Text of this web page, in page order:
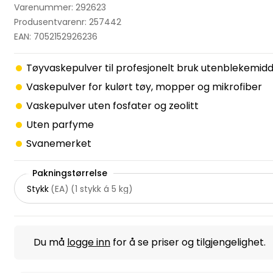
Varenummer: 292623
Produsentvarenr: 257442
EAN: 7052152926236
Tøyvaskepulver til profesjonelt bruk
Vaskepulver for kulørt tøy, mopper og mikrofiber
Vaskepulver uten fosfater og zeolitt
Uten parfyme
Svanemerket
Pakningstørrelse
Stykk (EA) (1 stykk á 5 kg)
Du må logge inn for å se priser og tilgjengelighet.